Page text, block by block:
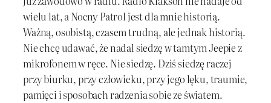
wielu lat, a Nocny Patrol jest dla mnie historią.
Ważną, osobistą, czasem trudną, ale jednak historią.
Nie chcę udawać, że nadal siedzę w tamtym Jeepie z
mikrofonem w ręce. Nie siedzę. Dziś siedzę raczej
przy biurku, przy człowieku, przy jego lęku, traumie,
pamięci i sposobach radzenia sobie ze światem.